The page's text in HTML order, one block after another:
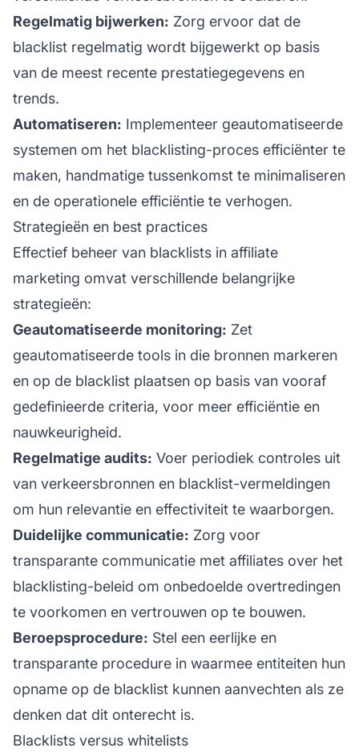
Regelmatig bijwerken: Zorg ervoor dat de
blacklist regelmatig wordt bijgewerkt op basis
van de meest recente prestatiegegevens en
trends.
Automatiseren: Implementeer geautomatiseerde
systemen om het blacklisting-proces efficiënter te
maken, handmatige tussenkomst te minimaliseren
en de operationele efficiëntie te verhogen.
Strategieën en best practices
Effectief beheer van blacklists in affiliate
marketing omvat verschillende belangrijke
strategieën:
Geautomatiseerde monitoring: Zet
geautomatiseerde tools in die bronnen markeren
en op de blacklist plaatsen op basis van vooraf
gedefinieerde criteria, voor meer efficiëntie en
nauwkeurigheid.
Regelmatige audits: Voer periodiek controles uit
van verkeersbronnen en blacklist-vermeldingen
om hun relevantie en effectiviteit te waarborgen.
Duidelijke communicatie: Zorg voor
transparante communicatie met affiliates over het
blacklisting-beleid om onbedoelde overtredingen
te voorkomen en vertrouwen op te bouwen.
Beroepsprocedure: Stel een eerlijke en
transparante procedure in waarmee entiteiten hun
opname op de blacklist kunnen aanvechten als ze
denken dat dit onterecht is.
Blacklists versus whitelists